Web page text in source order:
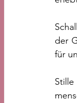
der
für